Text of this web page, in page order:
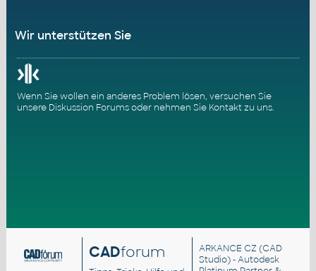
Wir unterstützen Sie
Wenn Sie wollen ein anderes Problem lösen, versuchen Sie
unsere Diskussion Forumsoder nehmen Sie Kontakt zu uns.
CADforum ARKANCE CZ (CAD
Studio) - Autodesk